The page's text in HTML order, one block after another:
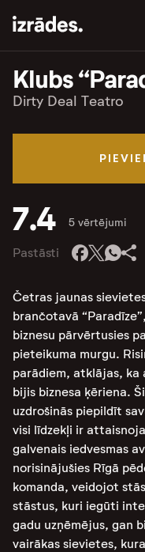
Klubs
Dirty Deal Teatro
7.4 5 vērtējumi
Pastāsti
Četras jaunas
brančotavā
biznesu pārvērtusies
pieteikuma murgu.
parādiem, atklājas, ka
bijis biznesa ķēriena.
uzdrošinās piepildīt
visi līdzekļi ir
galvenais iedvesmas
norisinājušies Rīgā
komanda, veidojot
stāstus, kuri iegūti
gadu uzņēmējus, gan
vairākas sievietes,